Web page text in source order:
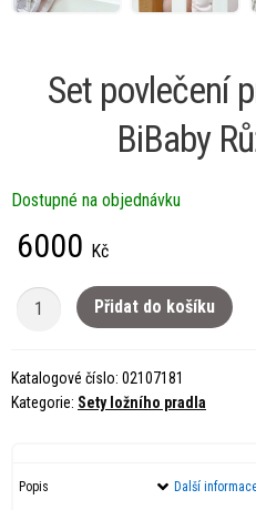
Set povlečení
BiBaby
6000 Kč
Dostupné na objednávku
Set
novorozeně
BiBaby
množství
Přidat do košíku
Katalogové číslo: 02107181
Kategorie: Sety ložního pradla
Popis Další